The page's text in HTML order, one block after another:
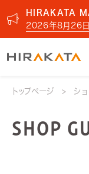
HIRAKATA
2026年8月26日
トップページ シ
SHOP